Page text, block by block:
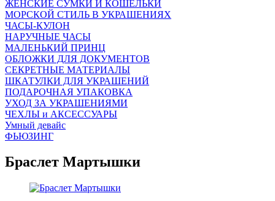
ЖЕНСКИЕ СУМКИ И КОШЕЛЬКИ
МОРСКОЙ СТИЛЬ В УКРАШЕНИЯХ
ЧАСЫ-КУЛОН
НАРУЧНЫЕ ЧАСЫ
МАЛЕНЬКИЙ ПРИНЦ
ОБЛОЖКИ ДЛЯ ДОКУМЕНТОВ
СЕКРЕТНЫЕ МАТЕРИАЛЫ
ШКАТУЛКИ ДЛЯ УКРАШЕНИЙ
ПОДАРОЧНАЯ УПАКОВКА
УХОД ЗА УКРАШЕНИЯМИ
ЧEХЛЫ и АКСЕССУАРЫ
Умный девайс
ФЬЮЗИНГ
Браслет Мартышки